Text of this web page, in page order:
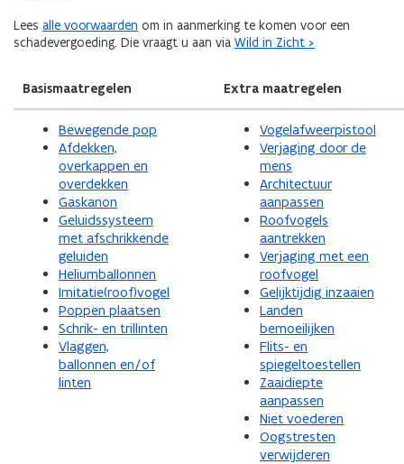
Lees alle voorwaarden om in aanmerking te komen voor een
schadevergoeding. Die vraagt u aan via Wild in Zicht >
Basismaatregelen Extra maatregelen
Bewegende pop
Afdekken,
overkappen en
overdekken
Gaskanon
Geluidssysteem
met afschrikkende
geluiden
Heliumballonnen
Imitatie(roof)vogel
Poppen plaatsen
Schrik- en trillinten
Vlaggen,
ballonnen en/of
linten
Vogelafweerpistool
Verjaging door de
mens
Architectuur
aanpassen
Roofvogels
aantrekken
Verjaging met een
roofvogel
Gelijktijdig inzaaien
Landen
bemoeilijken
Flits- en
spiegeltoestellen
Zaaidiepte
aanpassen
Niet voederen
Oogstresten
verwijderen